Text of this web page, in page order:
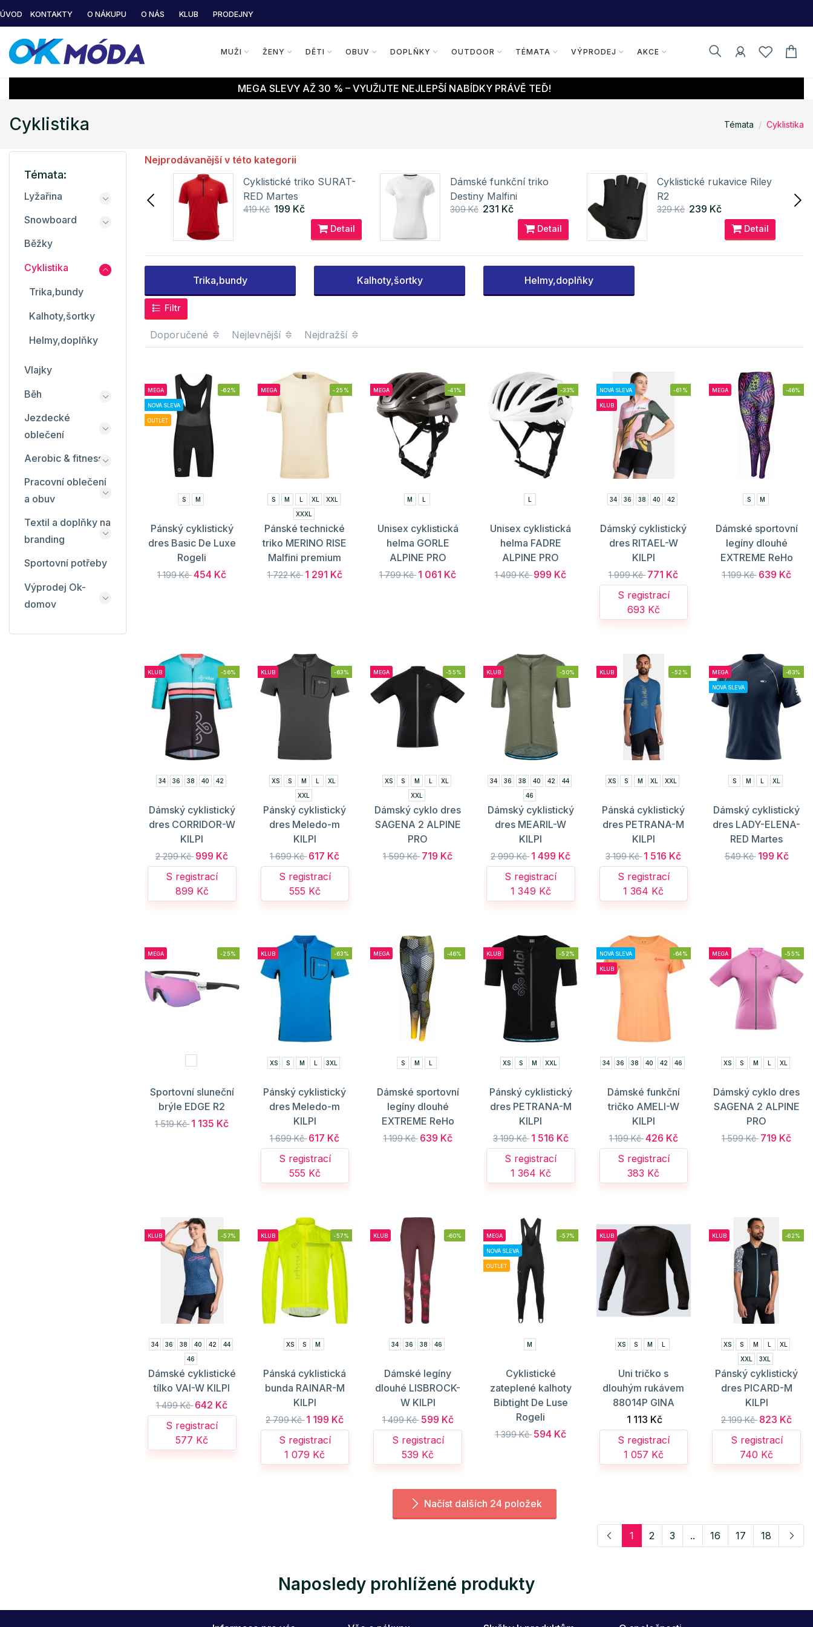
ÚVOD KONTAKTY O NÁKUPU O NÁS KLUB PRODEJNY
MUŽI ŽENY DĚTI OBUV DOPLŇKY OUTDOOR TÉMATA VÝPRODEJ AKCE
MEGA SLEVY AŽ 30 % – VYUŽIJTE NEJLEPŠÍ NABÍDKY PRÁVĚ TEĎ!
Cyklistika Témata Cyklistika
Nejprodávanější v této kategorii
Dámská bunda
NORTHKIT
Cyklistické triko SURAT-
RED Martes
419 Kč 199 Kč
Detail
Dámské funkční triko
Destiny Malfini
309 Kč 231 Kč
Detail
Cyklistické rukavice Riley
R2
329 Kč 239 Kč
Detail
Trika,bundy Kalhoty,šortky Helmy,doplňky
Filtr
Doporučené Nejlevnější Nejdražší
MEGA
NOVÁ SLEVA
OUTLET
-62%
S M
Pánský cyklistický
dres Basic De Luxe
Rogeli
1 199 Kč454 Kč
MEGA -25%
S M L XL
XXL
XXXL
Pánské technické
triko MERINO RISE
Malfini premium
1 722 Kč 1 291 Kč
MEGA -41%
M L
Unisex cyklistická
helma GORLE
ALPINE PRO
1 799 Kč 1 061 Kč
-33%
L
Unisex cyklistická
helma FADRE
ALPINE PRO
1 499 Kč 999 Kč
NOVÁ SLEVA
KLUB
-61%
34 36 38 40 42
Dámský cyklistický
dres RITAEL-W
KILPI
1 999 Kč 771 Kč
S registrací
693 Kč
MEGA -46%
S M
Dámské sportovní
legíny dlouhé
EXTREME ReHo
1 199 Kč 639 Kč
KLUB -56%
34 36 38 40 42
Dámský cyklistický
dres CORRIDOR-W
KILPI
2 299 Kč 999 Kč
S registrací
899 Kč
KLUB -63%
XS S M
XL
XXL
Pánský cyklistický
dres Meledo-m
KILPI
1 699 Kč 617 Kč
S registrací
555 Kč
MEGA -55%
XS S M
XL
XXL
Dámský cyklo dres
SAGENA 2 ALPINE
PRO
1 599 Kč 719 Kč
KLUB -50%
34 36 38 40 42
44
46
Dámský cyklistický
dres MEARIL-W
KILPI
2 999 Kč 1 499 Kč
S registrací
1 349 Kč
KLUB -52%
XS S M XL XXL
Pánská cyklistický
dres PETRANA-M
KILPI
3 199 Kč 1 516 Kč
S registrací
1 364 Kč
MEGA
NOVÁ SLEVA
-63%
S M XL
Dámský cyklistický
dres LADY-ELENA-
RED Martes
549 Kč 199 Kč
MEGA -25%
Sportovní sluneční
brýle EDGE R2
1 519 Kč 1 135 Kč
KLUB -63%
XS S M L 3XL
Pánský cyklistický
dres Meledo-m
KILPI
1 699 Kč 617 Kč
S registrací
555 Kč
MEGA -46%
S M L
Dámské sportovní
legíny dlouhé
EXTREME ReHo
1 199 Kč 639 Kč
KLUB -52%
XS S M XXL
Pánský cyklistický
dres PETRANA-M
KILPI
3 199 Kč 1 516 Kč
S registrací
1 364 Kč
NOVÁ SLEVA
KLUB
-64%
34 36 38 40 42 46
Dámské funkční
tričko AMELI-W
KILPI
1 199 Kč426 Kč
S registrací
383 Kč
MEGA -55%
XS S M L XL
Dámský cyklo dres
SAGENA 2 ALPINE
PRO
1 599 Kč 719 Kč
KLUB -57%
34 36 38 40 42
44
46
Dámské cyklistické
tílko VAI-W KILPI
1 499 Kč 642 Kč
S registrací
577 Kč
KLUB -57%
XS S M
Pánská cyklistická
bunda RAINAR-M
KILPI
2 799 Kč 1 199 Kč
S registrací
1 079 Kč
KLUB -60%
34 36 38 46
Dámské legíny
dlouhé LISBROCK-
W KILPI
1 499 Kč 599 Kč
S registrací
539 Kč
MEGA
NOVÁ SLEVA
OUTLET
-57%
M
Cyklistické
zateplené kalhoty
Bibtight De Luse
Rogeli
1 399 Kč 594 Kč
KLUB
XS S M L
Uni tričko s
dlouhým rukávem
88014P GINA
1 113 Kč
S registrací
1 057 Kč
KLUB -62%
XS S M L
XL
XXL
3XL
Pánský cyklistický
dres PICARD-M
KILPI
2 199 Kč 823 Kč
S registrací
740 Kč
Načíst dalších 24 položek
1 2 3 .. 16 17 18
Témata:
Lyžařina
Snowboard
Běžky
Cyklistika
Trika,bundy
Kalhoty,šortky
Helmy,doplňky
Vlajky
Běh
Jezdecké
oblečení
Aerobic & fitness
Pracovní oblečení
a obuv
Textil a doplňky na
branding
Sportovní potřeby
Výprodej Ok-
domov
Naposledy prohlížené produkty